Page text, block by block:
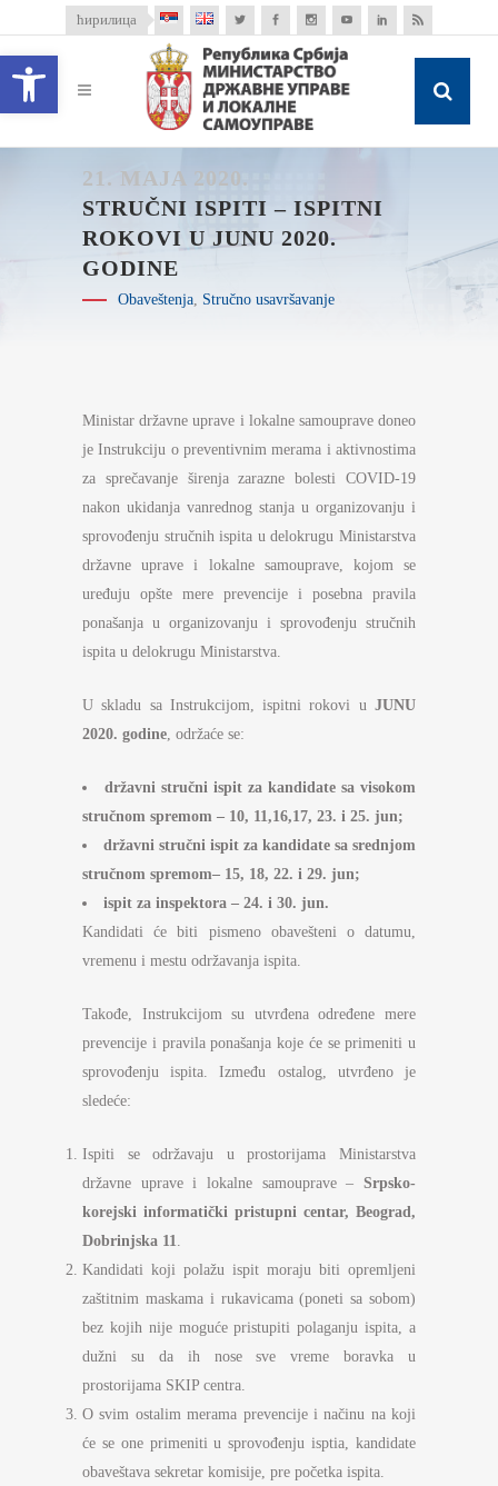
Open toolbar
ћирилица
21. MAJA 2020.
STRUČNI ISPITI – ISPITNI
ROKOVI U JUNU 2020.
GODINE
Obaveštenja, Stručno usavršavanje
Ministar državne uprave i lokalne samouprave doneo
je Instrukciju o preventivnim merama i aktivnostima
za sprečavanje širenja zarazne bolesti COVID-19
nakon ukidanja vanrednog stanja u organizovanju i
sprovođenju stručnih ispita u delokrugu Ministarstva
državne uprave i lokalne samouprave, kojom se
uređuju opšte mere prevencije i posebna pravila
ponašanja u organizovanju i sprovođenju stručnih
ispita u delokrugu Ministarstva.
U skladu sa Instrukcijom, ispitni rokovi u JUNU
2020. godine, održaće se:
državni stručni ispit za kandidate sa visokom
stručnom spremom – 10, 11,16,17, 23. i 25. jun;
državni stručni ispit za kandidate sa srednjom
stručnom spremom– 15, 18, 22. i 29. jun;
ispit za inspektora – 24. i 30. jun.
Kandidati će biti pismeno obavešteni o datumu,
vremenu i mestu održavanja ispita.
Takođe, Instrukcijom su utvrđena određene mere
prevencije i pravila ponašanja koje će se primeniti u
sprovođenju ispita. Između ostalog, utvrđeno je
sledeće:
Ispiti se održavaju u prostorijama Ministarstva
državne uprave i lokalne samouprave – Srpsko-
korejski informatički pristupni centar, Beograd,
Dobrinjska 11.
Kandidati koji polažu ispit moraju biti opremljeni
zaštitnim maskama i rukavicama (poneti sa sobom)
bez kojih nije moguće pristupiti polaganju ispita, a
dužni su da ih nose sve vreme boravka u
prostorijama SKIP centra.
O svim ostalim merama prevencije i načinu na koji
će se one primeniti u sprovođenju isptia, kandidate
obaveštava sekretar komisije, pre početka ispita.